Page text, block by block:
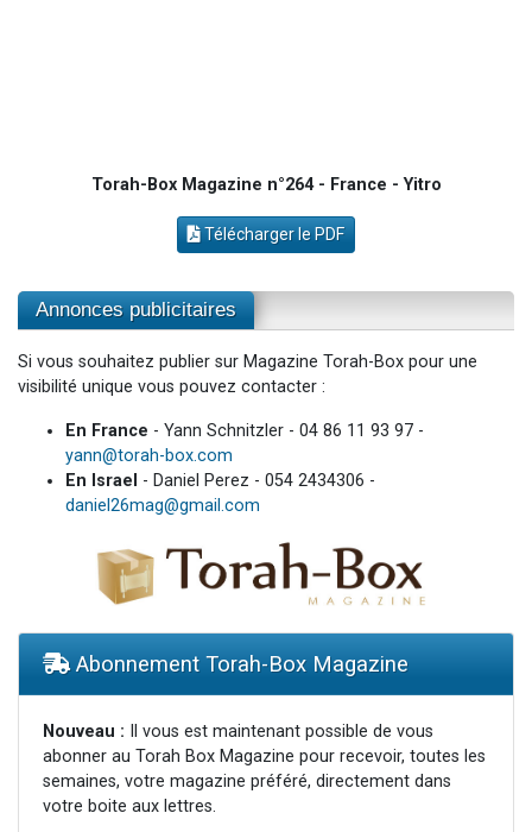
Torah-Box Magazine n°264 - France - Yitro
Télécharger le PDF
Annonces publicitaires
Si vous souhaitez publier sur Magazine Torah-Box pour une
visibilité unique vous pouvez contacter :
En France - Yann Schnitzler - 04 86 11 93 97 -
yann@torah-box.com
En Israel - Daniel Perez - 054 2434306 -
daniel26mag@gmail.com
Abonnement Torah-Box Magazine
Nouveau : Il vous est maintenant possible de vous
abonner au Torah Box Magazine pour recevoir, toutes les
semaines, votre magazine préféré, directement dans
votre boite aux lettres.